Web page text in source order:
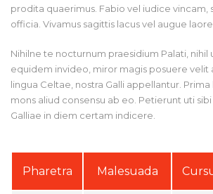
prodita quaerimus. Fabio vel iudice vincam,
officia. Vivamus sagittis lacus vel augue
Nihilne te nocturnum praesidium Palati, nihil
equidem invideo, miror magis posuere velit
lingua Celtae, nostra Galli appellantur.
mons aliud consensu ab eo. Petierunt uti
Galliae in diem certam indicere.
Pharetra Malesuada